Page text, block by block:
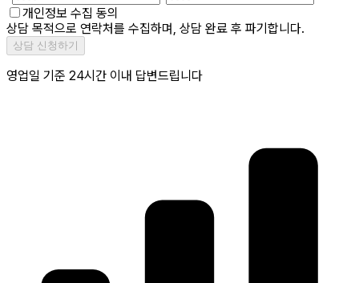
개인정보 수집 동의
상담 목적으로 연락처를 수집하며, 상담 완료 후 파기합니다.
상담 신청하기
영업일 기준 24시간 이내 답변드립니다